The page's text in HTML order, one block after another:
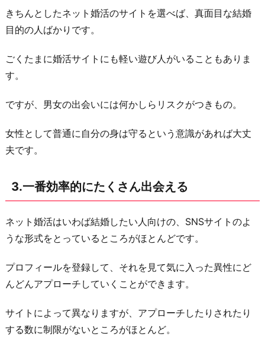
し
て
る
性
の
プ
ル
が
一
目
わ
か
きちんとしたネット婚活のサイトを選べば、真面目な結婚
目的の人ばかりです。
ごくたまに婚活サイトにも軽い遊び人がいることもありま
す。
ですが、男女の出会いには何かしらリスクがつきもの。
女性として普通に自分の身は守るという意識があれば大丈
夫です。
3.一番効率的にたくさん出会える
ネット婚活はいわば結婚したい人向けの、SNSサイトのよ
うな形式をとっているところがほとんどです。
プロフィールを登録して、それを見て気に入った異性にど
んどんアプローチしていくことができます。
サイトによって異なりますが、アプローチしたりされたり
する数に制限がないところがほとんど。